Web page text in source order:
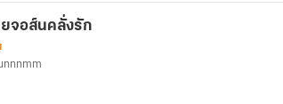
จอส์นคลั่งรัก